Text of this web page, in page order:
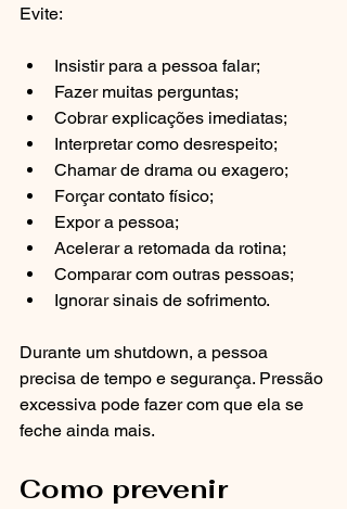
Evite:
Insistir para a pessoa falar;
Fazer muitas perguntas;
Cobrar explicações imediatas;
Interpretar como desrespeito;
Chamar de drama ou exagero;
Forçar contato físico;
Expor a pessoa;
Acelerar a retomada da rotina;
Comparar com outras pessoas;
Ignorar sinais de sofrimento.
Durante um shutdown, a pessoa
precisa de tempo e segurança. Pressão
excessiva pode fazer com que ela se
feche ainda mais.
Como prevenir